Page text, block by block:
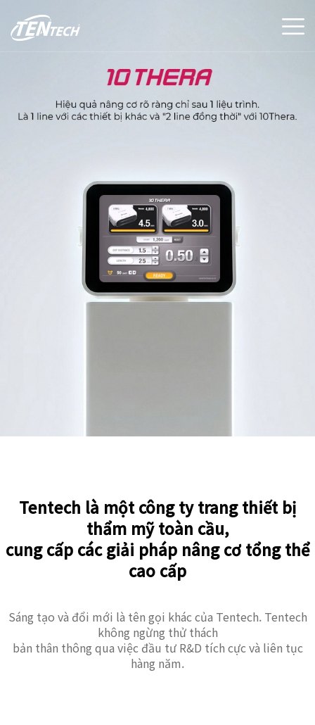
Tentech là một công ty trang thiết bị
thẩm mỹ toàn cầu,
cung cấp các giải pháp nâng cơ tổng thể
cao cấp
Sáng tạo và đổi mới là tên gọi khác của Tentech. Tentech
không ngừng thử thách
bản thân thông qua việc đầu tư R&D tích cực và liên tục
hàng năm.